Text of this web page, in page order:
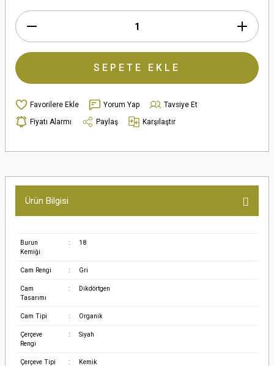
SEPETE EKLE
Yorum Yap
Tavsiye Et
Fiyatı Alarmı
Paylaş Karşılaştır
Ürün Bilgisi
Burun
Kemiği
: 18
Cam Rengi : Gri
Cam
Tasarımı
: Dikdörtgen
Cam Tipi : Organik
Çerçeve
Rengi
: Siyah
Çerçeve Tipi : Kemik